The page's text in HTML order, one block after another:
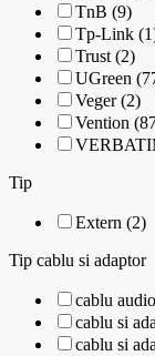
TnB (9)
Tp-Link
Trust (2)
UGreen
Veger (2)
Vention
Tip
Extern (2)
Tip cablu si adaptor
cablu
cablu si
cablu si